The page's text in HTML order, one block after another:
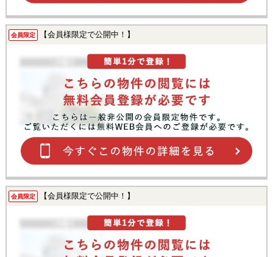
会員限定 【会員様限定で公開中！】
会員限定 【会員様限定で公開中！】